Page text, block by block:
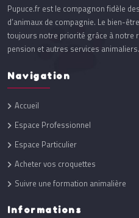
Pupuce.fr est le compagnon fidèle
d’animaux de compagnie. Le bien-
toujours notre priorité grâce à notre
pension et autres services animaliers.
Navigation
Accueil
Espace Professionnel
Espace Particulier
Acheter vos croquettes
Suivre une formation animalière
Informations